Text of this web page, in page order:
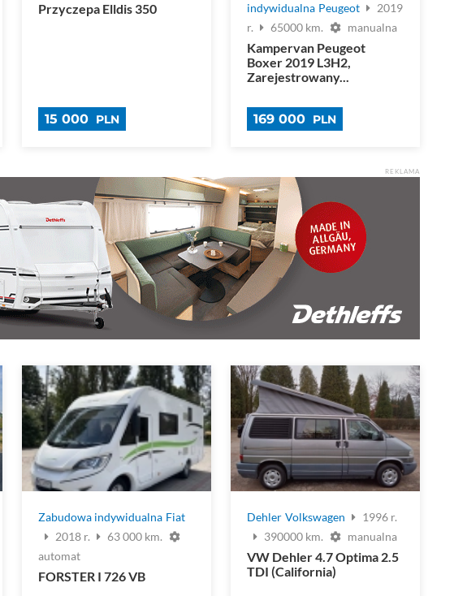
Przyczepa Elldis 350
15 000 PLN
indywidualna Peugeot
2019
r.
65000 km. manualna
Kampervan Peugeot
Boxer 2019 L3H2,
Zarejestrowany...
169 000 PLN
REKLAMA
Zabudowa indywidualna Fiat
2018 r.
63 000 km.
automat
FORSTER I 726 VB
Dehler Volkswagen
1996 r.
390000 km.
manualna
VW Dehler 4.7 Optima 2.5
TDI (California)